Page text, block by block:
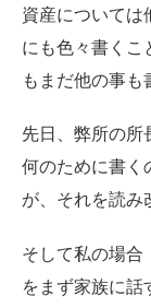
資産については
にも色々書くこ
もまだ他の事も
先日、弊所の所
何のために書く
が、それを読み
そして私の場合
をまず家族に話